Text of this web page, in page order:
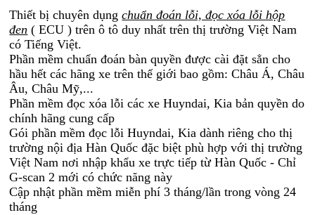
Thiết bị chuyên dụngchuẩn đoán lỗi, đọc xóa lỗi hộp
đen ( ECU ) trên ô tô duy nhất trên thị trường Việt Nam
có Tiếng Việt.
Phần mềm chuẩn đoán bàn quyền được cài đặt sẳn cho
hầu hết các hãng xe trên thế giới bao gồm: Châu Á, Châu
Âu, Châu Mỹ,...
Phần mềm đọc xóa lỗi các xe Huyndai, Kia bản quyền do
chính hãng cung cấp
Gói phần mềm đọc lỗi Huyndai, Kia dành riêng cho thị
trường nội địa Hàn Quốc đặc biệt phù hợp với thị trường
Việt Nam nơi nhập khẩu xe trực tiếp từ Hàn Quốc - Chỉ
G-scan 2 mới có chức năng này
Cập nhật phần mềm miễn phí 3 tháng/lần trong vòng 24
tháng